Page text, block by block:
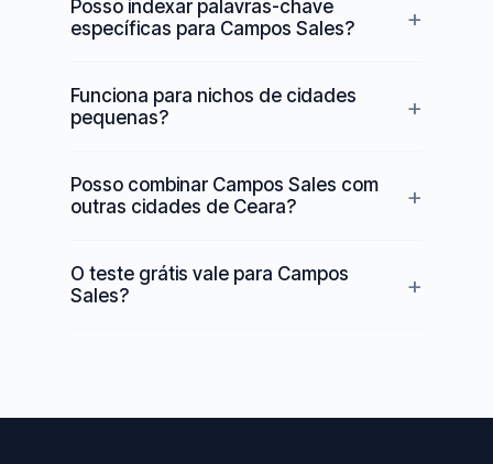
Posso indexar palavras-chave
específicas para Campos Sales?
Funciona para nichos de cidades
pequenas?
Posso combinar Campos Sales com
outras cidades de Ceara?
O teste grátis vale para Campos
Sales?